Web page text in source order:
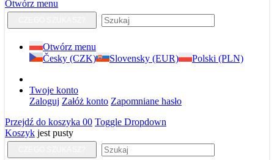
Otwórz menu
Otwórz menu
Česky (CZK)
Slovensky (EUR) Polski (PLN)
Twoje konto
Zaloguj Załóż konto Zapomniane hasło
Przejdź do koszyka 00 Toggle Dropdown
Koszyk jest pusty